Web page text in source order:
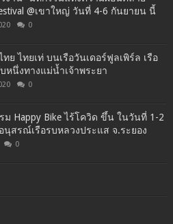
@เขาใหญ่ วันที่ 4-6 กันยายน นี้
0
ทย ไทยเท่ บนเรือวันเดอร์ฟูลเพิร์ล เรือ
หนึ่งทางแม่น้ำเจ้าพระยา
0
ม Happy Bike ไร้โควิด ขึ้น ในวันที่ 1-2
สรณ์เรือรบหลวงประแส จ.ระยอง
0